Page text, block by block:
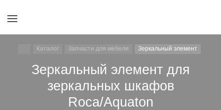
Каталог Запчасти для мебели Зеркальный элемент
Зеркальный элемент для
зеркальных шкафов
Roca/Aquaton